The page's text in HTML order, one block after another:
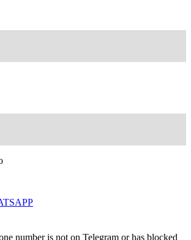
number is not on Telegram or has blocked